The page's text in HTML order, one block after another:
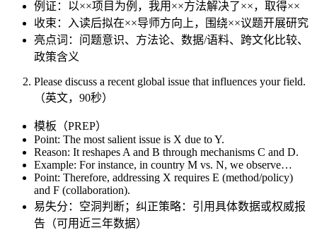
例证：以××项目为例，我用××方法解决了××，取得××
收束：入读后拟在××导师方向上，围绕××议题开展研究
亮点词：问题意识、方法论、数据/语料、跨文化比较、
政策含义
Please discuss a recent global issue that influences your field.
（英文，90秒）
模板（PREP）
Point: The most salient issue is X due to Y.
Reason: It reshapes A and B through mechanisms C and D.
Example: For instance, in country M vs. N, we observe…
Point: Therefore, addressing X requires E (method/policy)
and F (collaboration).
易失分：空洞判断；纠正策略：引用具体数据或权威报
告（可用近三年数据）